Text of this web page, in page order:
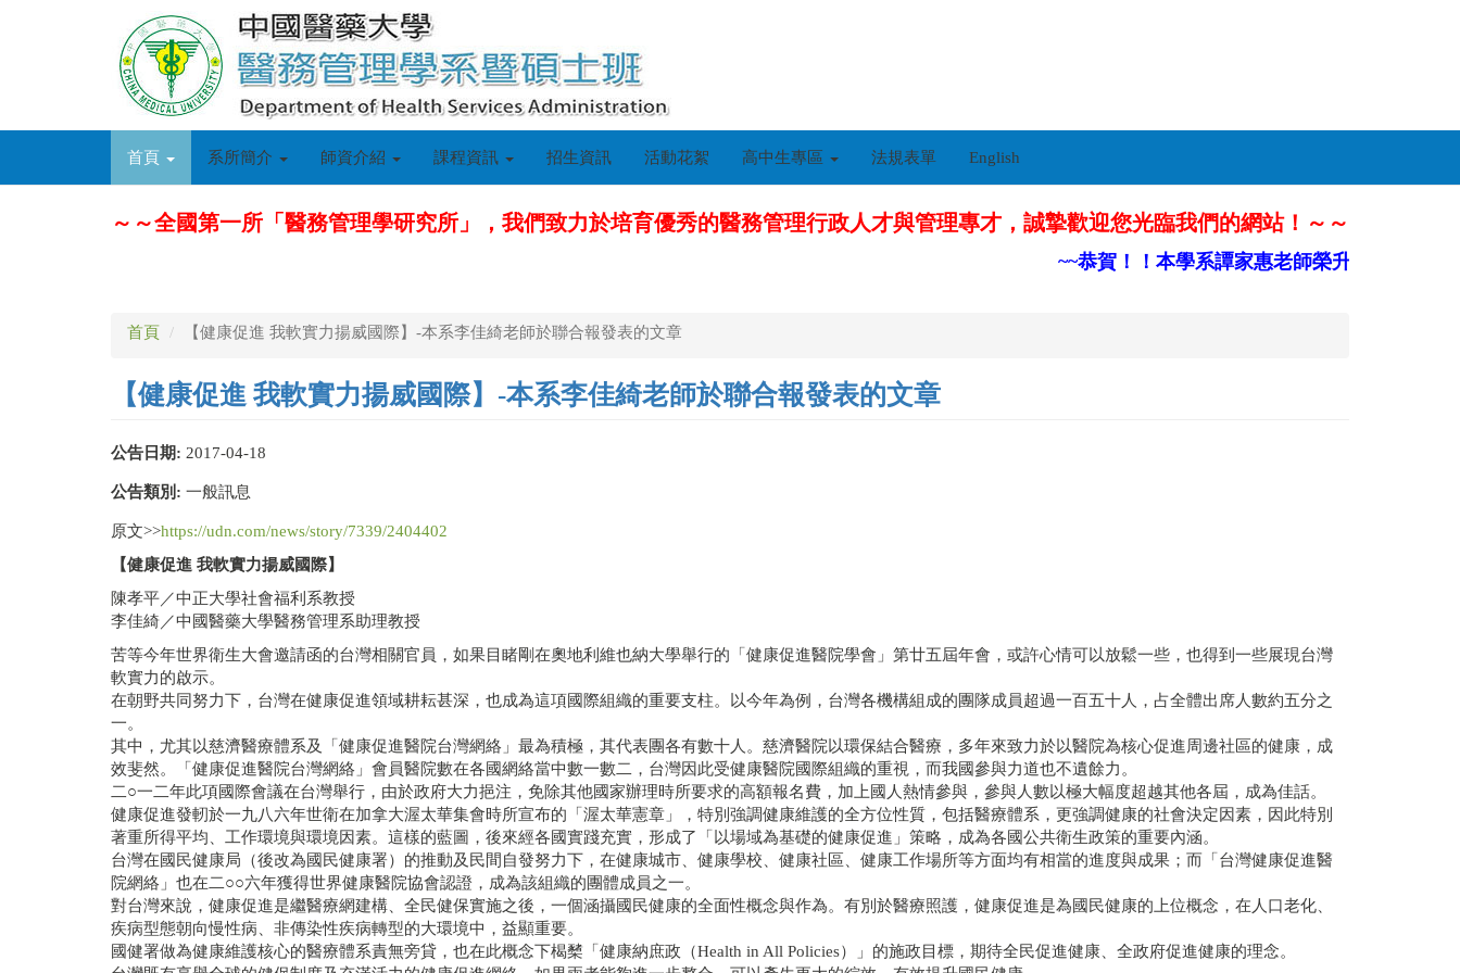
首頁 系所簡介 師資介紹 課程資訊 招生資訊 活動花絮 高中生專區 法規表單 English
～～全國第一所「醫務管理學研究所」，我們致力於培育優秀的醫務管理行政人才與管理專才，誠摯歡迎您光臨我們的網站！～～
~~恭賀！！本學系譚家惠老師榮升部定副教授~~
首頁 【健康促進 我軟實力揚威國際】-本系李佳綺老師於聯合報發表的文章
【健康促進 我軟實力揚威國際】-本系李佳綺老師於聯合報發表的文章
公告日期: 2017-04-18
公告類別: 一般訊息
原文>>https://udn.com/news/story/7339/2404402
【健康促進 我軟實力揚威國際】
陳孝平／中正大學社會福利系教授
李佳綺／中國醫藥大學醫務管理系助理教授
苦等今年世界衛生大會邀請函的台灣相關官員，如果目睹剛在奧地利維也納大學舉行的「健康促進醫院學會」第廿五屆年會，或許心情可以放鬆一些，也得到一些展現台灣
軟實力的啟示。
在朝野共同努力下，台灣在健康促進領域耕耘甚深，也成為這項國際組織的重要支柱。以今年為例，台灣各機構組成的團隊成員超過一百五十人，占全體出席人數約五分之
一。
其中，尤其以慈濟醫療體系及「健康促進醫院台灣網絡」最為積極，其代表團各有數十人。慈濟醫院以環保結合醫療，多年來致力於以醫院為核心促進周邊社區的健康，成
效斐然。「健康促進醫院台灣網絡」會員醫院數在各國網絡當中數一數二，台灣因此受健康醫院國際組織的重視，而我國參與力道也不遺餘力。
二○一二年此項國際會議在台灣舉行，由於政府大力挹注，免除其他國家辦理時所要求的高額報名費，加上國人熱情參與，參與人數以極大幅度超越其他各屆，成為佳話。
健康促進發軔於一九八六年世衛在加拿大渥太華集會時所宣布的「渥太華憲章」，特別強調健康維護的全方位性質，包括醫療體系，更強調健康的社會決定因素，因此特別
著重所得平均、工作環境與環境因素。這樣的藍圖，後來經各國實踐充實，形成了「以場域為基礎的健康促進」策略，成為各國公共衛生政策的重要內涵。
台灣在國民健康局（後改為國民健康署）的推動及民間自發努力下，在健康城市、健康學校、健康社區、健康工作場所等方面均有相當的進度與成果；而「台灣健康促進醫
院網絡」也在二○○六年獲得世界健康醫院協會認證，成為該組織的團體成員之一。
對台灣來說，健康促進是繼醫療網建構、全民健保實施之後，一個涵攝國民健康的全面性概念與作為。有別於醫療照護，健康促進是為國民健康的上位概念，在人口老化、
疾病型態朝向慢性病、非傳染性疾病轉型的大環境中，益顯重要。
國健署做為健康維護核心的醫療體系責無旁貸，也在此概念下楬櫫「健康納庶政（Health in All Policies）」的施政目標，期待全民促進健康、全政府促進健康的理念。